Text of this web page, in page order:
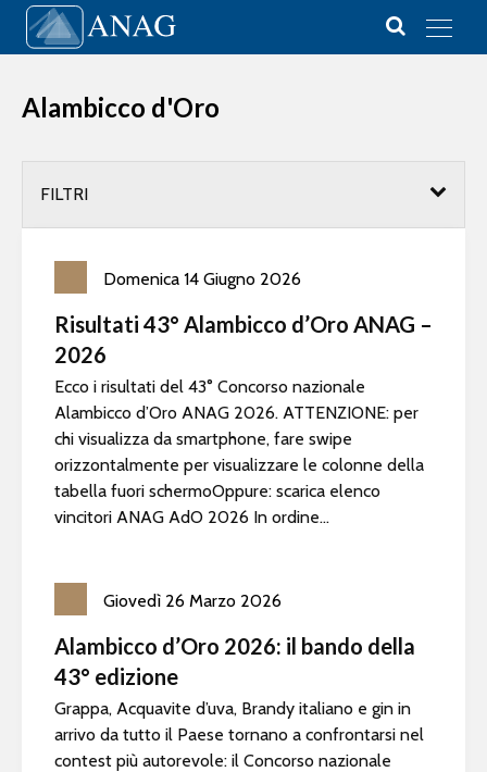
Vai al contenuto
Main Navigation
Alambicco d'Oro
FILTRI
Domenica 14 Giugno 2026
Risultati 43° Alambicco d’Oro ANAG –
2026
Ecco i risultati del 43° Concorso nazionale
Alambicco d’Oro ANAG 2026. ATTENZIONE: per
chi visualizza da smartphone, fare swipe
orizzontalmente per visualizzare le colonne della
tabella fuori schermoOppure: scarica elenco
vincitori ANAG AdO 2026 In ordine...
Giovedì 26 Marzo 2026
Alambicco d’Oro 2026: il bando della
43° edizione
Grappa, Acquavite d’uva, Brandy italiano e gin in
arrivo da tutto il Paese tornano a confrontarsi nel
contest più autorevole: il Concorso nazionale